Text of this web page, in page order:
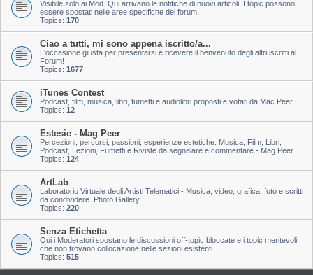
Visibile solo ai Mod. Qui arrivano le notifiche di nuovi articoli. I topic possono
essere spostati nelle aree specifiche del forum.
Topics: 170
Ciao a tutti, mi sono appena iscritto/a...
L'occasione giusta per presentarsi e ricevere il benvenuto degli altri iscritti al
Forum!
Topics: 1677
iTunes Contest
Podcast, film, musica, libri, fumetti e audiolibri proposti e votati da Mac Peer
Topics: 12
Estesie - Mag Peer
Percezioni, percorsi, passioni, esperienze estetiche. Musica, Film, Libri,
Podcast, Lezioni, Fumetti e Riviste da segnalare e commentare - Mag Peer
Topics: 124
ArtLab
Laboratorio Virtuale degli Artisti Telematici - Musica, video, grafica, foto e scritti
da condividere. Photo Gallery.
Topics: 220
Senza Etichetta
Qui i Moderatori spostano le discussioni off-topic bloccate e i topic meritevoli
che non trovano collocazione nelle sezioni esistenti.
Topics: 515